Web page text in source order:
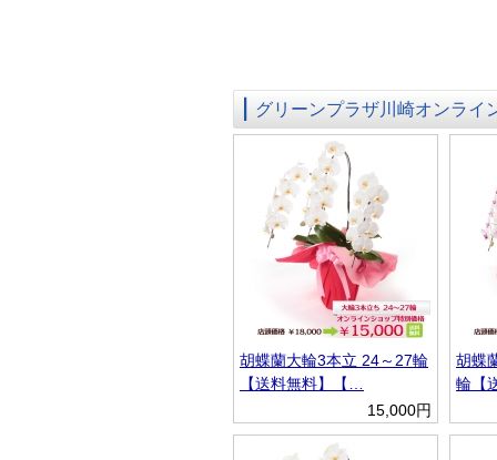
グリーンプラザ川崎オンライ
胡蝶蘭大輪3本立 24～27輪
【送料無料】【…
15,000円
胡蝶
輪【